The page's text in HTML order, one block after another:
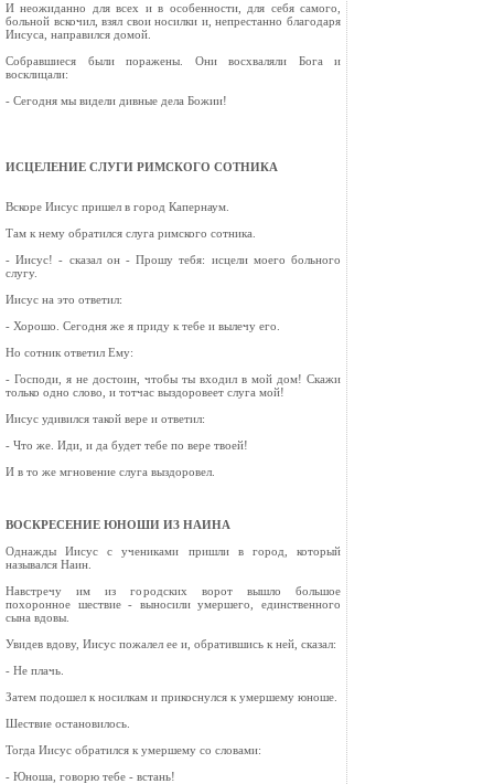
И неожиданно для всех и в особенности, для себя самого,
больной вскочил, взял свои носилки и, непрестанно благодаря
Иисуса, направился домой.
Собравшиеся были поражены. Они восхваляли Бога и
восклицали:
- Сегодня мы видели дивные дела Божии!
ИСЦЕЛЕНИЕ СЛУГИ РИМСКОГО СОТНИКА
Вскоре Иисус пришел в город Капернаум.
Там к нему обратился слуга римского сотника.
- Иисус! - сказал он - Прошу тебя: исцели моего больного
слугу.
Иисус на это ответил:
- Хорошо. Сегодня же я приду к тебе и вылечу его.
Но сотник ответил Ему:
- Господи, я не достоин, чтобы ты входил в мой дом! Скажи
только одно слово, и тотчас выздоровеет слуга мой!
Иисус удивился такой вере и ответил:
- Что же. Иди, и да будет тебе по вере твоей!
И в то же мгновение слуга выздоровел.
ВОСКРЕСЕНИЕ ЮНОШИ ИЗ НАИНА
Однажды Иисус с учениками пришли в город, который
назывался Наин.
Навстречу им из городских ворот вышло большое
похоронное шествие - выносили умершего, единственного
сына вдовы.
Увидев вдову, Иисус пожалел ее и, обратившись к ней, сказал:
- Не плачь.
Затем подошел к носилкам и прикоснулся к умершему юноше.
Шествие остановилось.
Тогда Иисус обратился к умершему со словами:
- Юноша, говорю тебе - встань!